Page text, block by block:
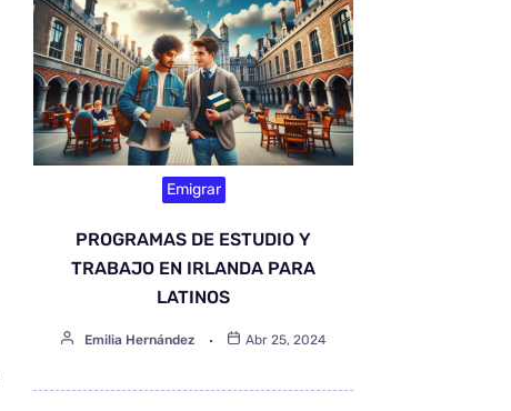
Emigrar
PROGRAMAS DE ESTUDIO Y
TRABAJO EN IRLANDA PARA
LATINOS
Emilia Hernández Abr 25, 2024